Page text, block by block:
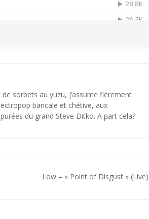
sorbets au yuzu, j’assume fièrement
bancale et chétive, aux
du grand Steve Ditko. A part cela?
Low – « Point of Disgust » (Live)